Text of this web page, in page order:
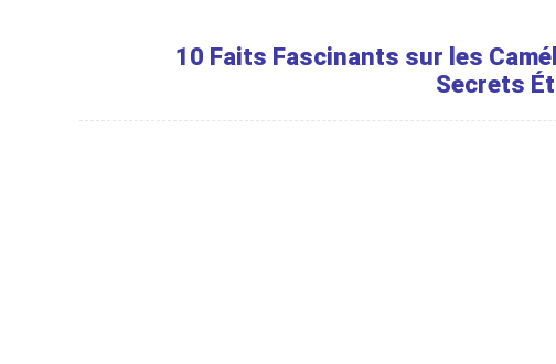
10 Faits Fascinants sur les
Secrets